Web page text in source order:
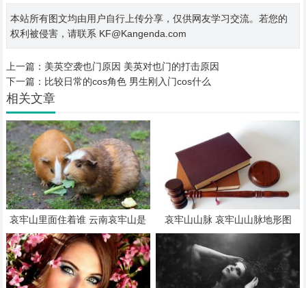
本站所有图文均由用户自行上传分享，仅供网友学习交流。若您的
权利被侵害，请联系 KF@Kangenda.com
上一篇： 美英空袭也门原因 美英对也门的打击原因
下一篇： 比较日常的cos角色 男生刚入门cos什么
相关文章
哀牢山里面住着谁 云南哀牢山是
谁发现的
哀牢山山脉 哀牢山山脉地形图